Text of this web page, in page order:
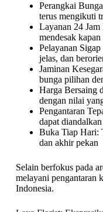
Perangkai
terus mengikuti
Layanan 24
mendesak kapan
Pelayanan
jelas, dan
Jaminan
bunga pilihan
Harga Bersaing
dengan nilai
Pengantaran
dapat
Buka Tiap Hari:
dan akhir pekan
Selain berfokus pada
melayani pengantaran
Indonesia.